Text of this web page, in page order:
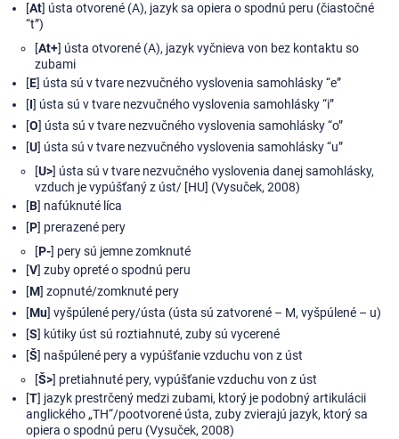
[At] ústa otvorené (A), jazyk sa opiera o spodnú peru (čiastočné
“t”)
[At+] ústa otvorené (A), jazyk vyčnieva von bez kontaktu so
zubami
[E] ústa sú v tvare nezvučného vyslovenia samohlásky “e”
[I] ústa sú v tvare nezvučného vyslovenia samohlásky “i”
[O] ústa sú v tvare nezvučného vyslovenia samohlásky “o”
[U] ústa sú v tvare nezvučného vyslovenia samohlásky “u”
[U>] ústa sú v tvare nezvučného vyslovenia danej samohlásky,
vzduch je vypúšťaný z úst/ [HU] (Vysuček, 2008)
[B] nafúknuté líca
[P] prerazené pery
[P-] pery sú jemne zomknuté
[V] zuby opreté o spodnú peru
[M] zopnuté/zomknuté pery
[Mu] vyšpúlené pery/ústa (ústa sú zatvorené – M, vyšpúlené – u)
[S] kútiky úst sú roztiahnuté, zuby sú vycerené
[Š] našpúlené pery a vypúšťanie vzduchu von z úst
[Š>] pretiahnuté pery, vypúšťanie vzduchu von z úst
[T] jazyk prestrčený medzi zubami, ktorý je podobný artikulácii
anglického „TH“/pootvorené ústa, zuby zvierajú jazyk, ktorý sa
opiera o spodnú peru (Vysuček, 2008)